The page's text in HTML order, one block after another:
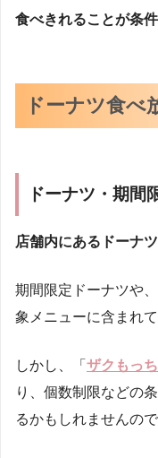
食べきれることが条件
ドーナツ食べ
ドーナツ・期間
店舗内にあるドーナ
期間限定ドーナツや、
象メニューに含まれて
しかし、「 ザクもっ
り、個数制限などの
るかもしれませんの